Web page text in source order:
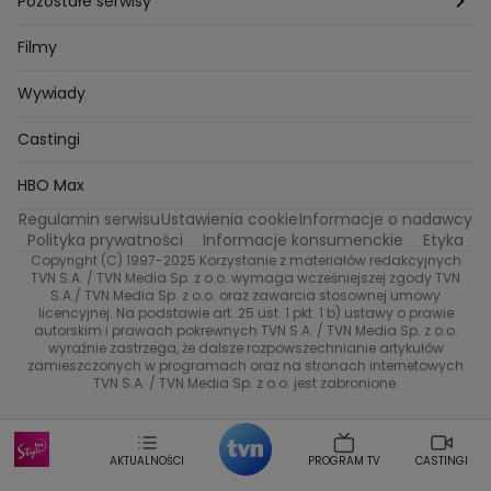
Bartosz Laskowski
Zuzanna Kaszuba
Ewa Galica
Kacper Jeneralski
Katarzyna Rozmyslowicz
Anna SamusionekPrzemyslaw Cypryanski
Damian MichalowskiEwa Piekut
Magdalena GwozdzKuchenne Rewolucje
Tadeusz Huk Lucyna MalecEwa Gawryluk
Marta JankowskaBartosz Skrobisz
Malwina WedzikowskaKrzysztof Skorzynski
Helena Englert Aleksander Zniszczol
Sonia Mietielica
Maciej Kuciel
Weekendowa Metamorfoza
Leszek Lichota
MasterChef
Zakup w ciemno
Gogglebox. Przed telewizorem
99 gra o wszystko
Życie na kredycie
Nasze Programy
Castingi
Castingi
Wideo
Nasze Programy
Program TV
Przepisy
TVN24
Eurosport
TVN
Dzień Dobry TVN
TVN7
TVN Turbo
Co za tydzień
TTV
Filmy
Wywiady
Castingi
HBO Max
Regulamin serwisuUstawienia cookieInformacje o nadawcy
Polityka prywatności
Informacje konsumenckie Etyka
Copyright (C) 1997-2025 Korzystanie z materiałów redakcyjnych
TVN S.A. / TVN Media Sp. z o.o. wymaga wcześniejszej zgody TVN
S.A./ TVN Media Sp. z o.o. oraz zawarcia stosownej umowy
licencyjnej. Na podstawie art. 25 ust. 1 pkt. 1 b) ustawy o prawie
autorskim i prawach pokrewnych TVN S.A. / TVN Media Sp. z o.o.
wyraźnie zastrzega, że dalsze rozpowszechnianie artykułów
zamieszczonych w programach oraz na stronach internetowych
TVN S.A. / TVN Media Sp. z o.o. jest zabronione.
AKTUALNOŚCI PROGRAM TV CASTINGI